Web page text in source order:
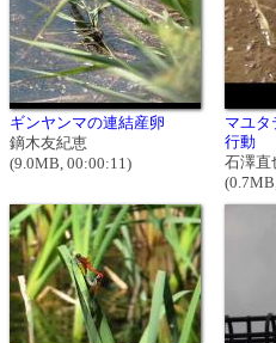
ギンヤンマの連結産卵
鏑木友紀恵
(9.0MB, 00:00:11)
マユ
行動
石澤直